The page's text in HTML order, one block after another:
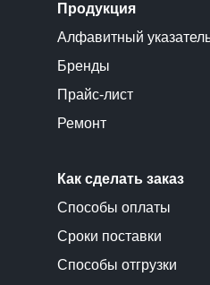
Продукция
Алфавитный
Бренды
Прайс-лист
Ремонт
Как сделать заказ
Способы оплаты
Сроки поставки
Способы отгрузки